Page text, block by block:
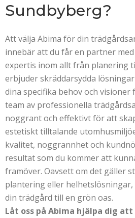
Sundbyberg?
Att välja Abima för din
innebär att du får en partner
expertis inom allt från planering
erbjuder skräddarsydda
dina specifika behov och
team av professionella
noggrant och effektivt för att
estetiskt tilltalande
kvalitet, noggrannhet och
resultat som du kommer att
framöver. Oavsett om det gäller
plantering eller
din trädgård till en grön oas.
Låt oss på Abima hjälpa dig att